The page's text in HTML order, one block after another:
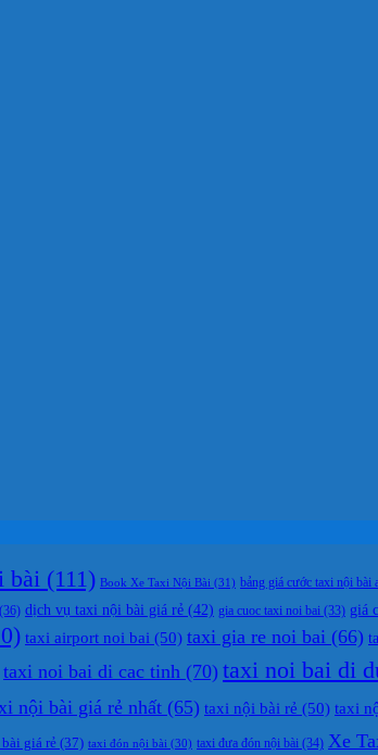
bài (111) Book Xe Taxi Nội Bài (31) bảng giá cước taxi nội bài
(36) dịch vụ taxi nội bài giá rẻ (42) gia cuoc taxi noi bai (33) giá
taxi airport noi bai (50) taxi gia re noi bai (66)
taxi noi bai di cac tinh (70) taxi noi bai di
nội bài giá rẻ nhất (65) taxi nội bài rẻ (50) taxi
giá rẻ (37) taxi đón nội bài (30) taxi đưa đón nội bài (34) Xe